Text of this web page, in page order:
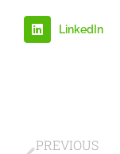
LinkedIn
PREVIOUS